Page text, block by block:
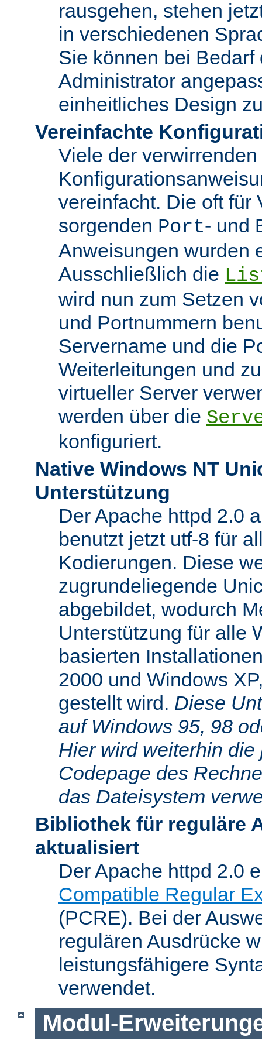
rausgehen, stehen
in verschiedenen
Sie können bei Bedarf
Administrator
einheitliches Design
Vereinfachte
Viele der verwirrenden
vereinfacht. Die oft für
sorgenden Port- und
Anweisungen wurden
Ausschließlich die
wird nun zum Setzen
und Portnummern
Servername und die
Weiterleitungen und
virtueller Server
werden über die
konfiguriert.
Native Windows NT
Unterstützung
Der Apache httpd 2.0
benutzt jetzt utf-8 für
Kodierungen. Diese
zugrundeliegende
abgebildet, wodurch
Unterstützung für alle
basierten
2000 und Windows
gestellt wird. Diese
auf Windows 95, 98
Hier wird weiterhin
Codepage des
das Dateisystem
Bibliothek für reguläre
aktualisiert
Der Apache httpd 2.0
Compatible Regular
(PCRE). Bei der
regulären Ausdrücke
leistungsfähigere
verwendet.
Modul-